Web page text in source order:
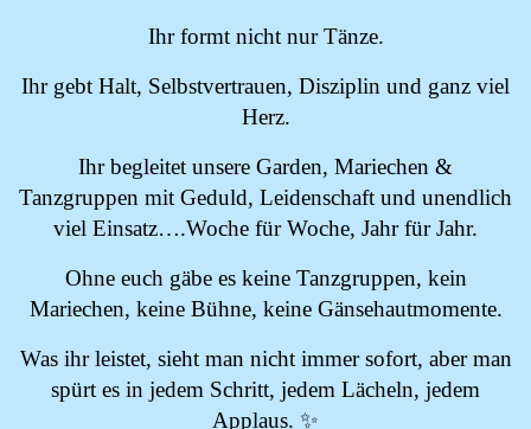
Ihr formt nicht nur Tänze.
Ihr gebt Halt, Selbstvertrauen, Disziplin und ganz viel
Herz.
Ihr begleitet unsere Garden, Mariechen &
Tanzgruppen mit Geduld, Leidenschaft und unendlich
viel Einsatz….Woche für Woche, Jahr für Jahr.
Ohne euch gäbe es keine Tanzgruppen, kein
Mariechen, keine Bühne, keine Gänsehautmomente.
Was ihr leistet, sieht man nicht immer sofort, aber man
spürt es in jedem Schritt, jedem Lächeln, jedem
Applaus. ✨